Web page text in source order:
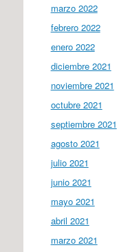
marzo 2022
febrero 2022
enero 2022
diciembre 2021
noviembre 2021
octubre 2021
septiembre 2021
agosto 2021
julio 2021
junio 2021
mayo 2021
abril 2021
marzo 2021